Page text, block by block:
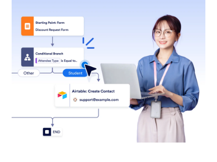
ابدأ بالموافقات
ابدأ على الفور باستخدام مسار موافقة جاهز للاستخدام.